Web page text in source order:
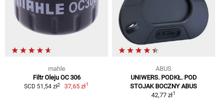
mahle
Filtr Oleju OC 306
SCD 51,54 zł2 37,65 zł1
ABUS
UNIWERS. PODKŁ. POD
STOJAK BOCZNY ABUS
42,77 zł1